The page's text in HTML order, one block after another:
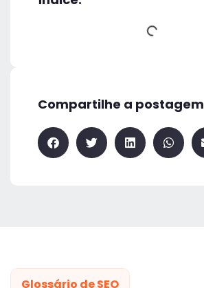
Compartilhe a postagem
Glossário de SEO